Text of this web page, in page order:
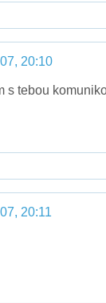
20:10
s tebou
20:11